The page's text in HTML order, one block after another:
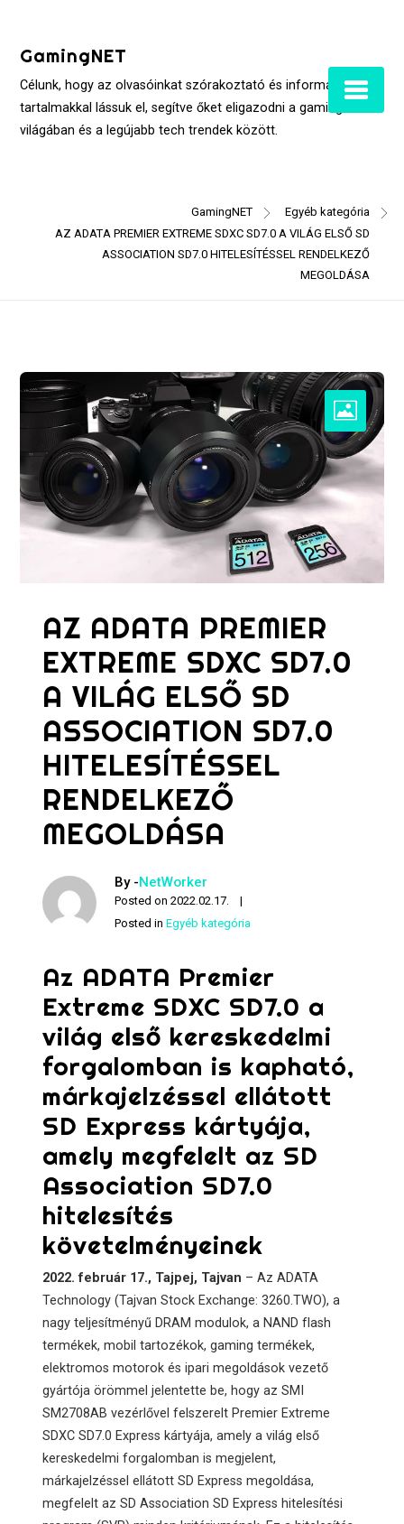
contentGamingNET
Célunk, hogy az olvasóinkat szórakoztató és informatív
tartalmakkal lássuk el, segítve őket eligazodni a gaming
világában és a legújabb tech trendek között.
GamingNET
Egyéb kategória
AZ ADATA PREMIER EXTREME SDXC SD7.0 A VILÁG ELSŐ SD
ASSOCIATION SD7.0 HITELESÍTÉSSEL RENDELKEZŐ
MEGOLDÁSA
AZ ADATA PREMIER
EXTREME SDXC SD7.0
A VILÁG ELSŐ SD
ASSOCIATION SD7.0
HITELESÍTÉSSEL
RENDELKEZŐ
MEGOLDÁSA
By -NetWorker
Posted on2022.02.17.
Posted inEgyéb kategória
Az ADATA Premier
Extreme SDXC SD7.0 a
világ első kereskedelmi
forgalomban is kapható,
márkajelzéssel ellátott
SD Express kártyája,
amely megfelelt az SD
Association SD7.0
hitelesítés
követelményeinek​​​​​​​
2022. február 17., Tajpej, Tajvan – Az ADATA
Technology (Tajvan Stock Exchange: 3260.TWO), a
nagy teljesítményű DRAM modulok, a NAND flash
termékek, mobil tartozékok, gaming termékek,
elektromos motorok és ipari megoldások vezető
gyártója örömmel jelentette be, hogy az SMI
SM2708AB vezérlővel felszerelt Premier Extreme
SDXC SD7.0 Express kártyája, amely a világ első
kereskedelmi forgalomban is megjelent,
márkajelzéssel ellátott SD Express megoldása,
megfelelt az SD Association SD Express hitelesítési